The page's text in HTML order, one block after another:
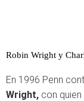
Robin Wright y
En 1996 Penn
Wright, con